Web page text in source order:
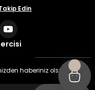
Edin
haberiniz olsun